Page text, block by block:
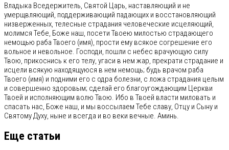
Владыка Вседержитель, Святой Царь, наставляющий и не
умерщвляющий, поддерживающий падающих и восстановляющий
низверженных, телесные страдания человеческие исцеляющий,
молимся Тебе, Боже наш, посети Твоею милостью страдающего
немощью раба Твоего (имя), прости ему всякое согрешение его
вольное и невольное. Господи, пошли с небес врачующую силу
Твою, прикоснись к его телу, угаси в нем жар, прекрати страдание и
исцели всякую находящуюся в нем немощь; будь врачом раба
Твоего (имя) и подними его с одра болезни, с ложа страдания целым
и совершенно здоровым; сделай его благоугождающим Церкви
Твоей и исполняющим волю Твою. Ибо в Твоей власти миловать и
спасать нас, Боже наш, и мы воссылаем Тебе славу, Отцу и Сыну и
Святому Духу, ныне и всегда и во веки вечные. Аминь.
Еще статьи